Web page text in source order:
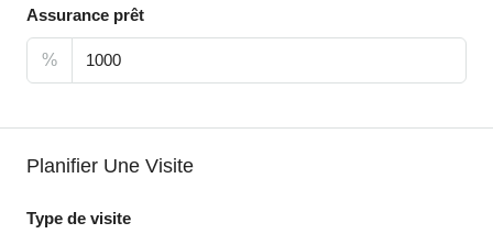
Assurance prêt
%
Planifier Une Visite
Type de visite